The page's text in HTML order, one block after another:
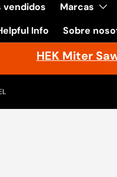
vendidos Marcas
Info Sobre
HEK Miter